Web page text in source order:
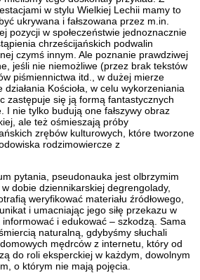
w stylu Wielkiej Lechii mamy to
ukrywana i fałszowana przez m.in.
pozycji w społeczeństwie jednoznacznie
chrześcijańskich podwalin
czymś innym. Ale poznanie prawdziwej
jeśli nie niemożliwe (przez brak tekstów
piśmiennictwa itd., w dużej mierze
działania Kościoła, w celu wykorzeniania
zastępuje się ją formą fantastycznych
I nie tylko budują one fałszywy obraz
ale też ośmieszają próby
zrębów kulturowych, które tworzone
rodzimowiercze z
pytania, pseudonauka jest olbrzymim
dobie dziennikarskiej degrengolady,
weryfikować materiału źródłowego,
i umacniając jego siłę przekazu w
informować i edukować – szkodzą. Sama
naturalną, gdybyśmy słuchali
mędrców z internetu, który od
do roli eksperckiej w każdym, dowolnym
o którym nie mają pojęcia.